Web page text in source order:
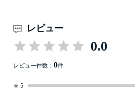
レビュー
0.0
レビュー件数： 0件
★ 5